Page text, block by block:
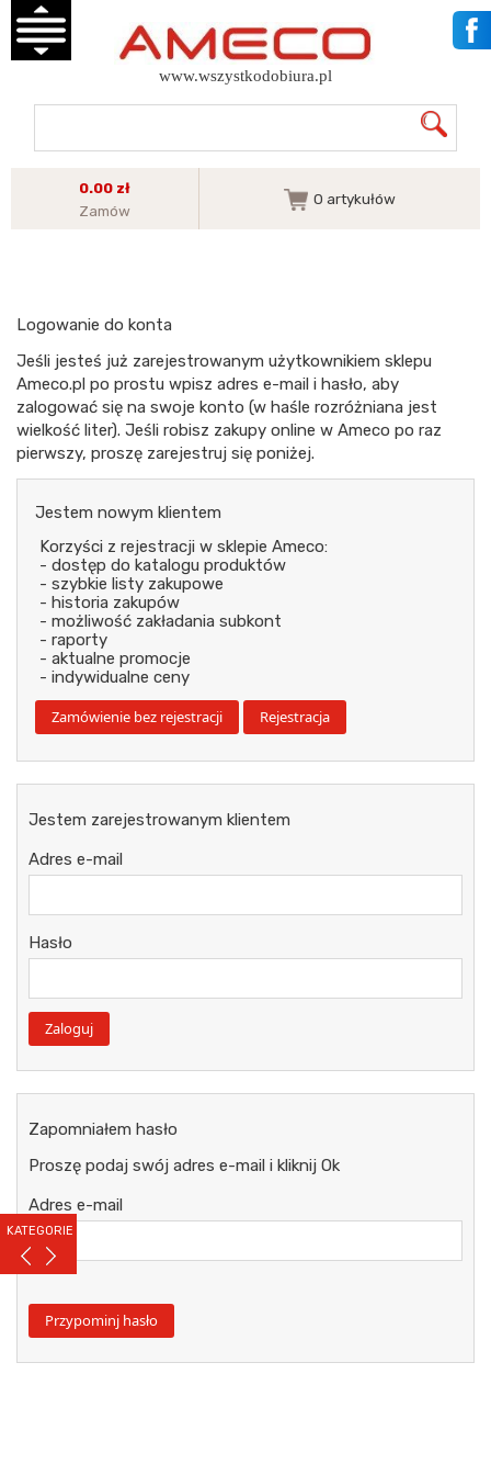
KATEGORIE
www.wszystkodobiura.pl
0.00 zł
Zamów
0 artykułów
Logowanie do konta
Jeśli jesteś już zarejestrowanym użytkownikiem sklepu
Ameco.pl po prostu wpisz adres e-mail i hasło, aby
zalogować się na swoje konto (w haśle rozróżniana jest
wielkość liter). Jeśli robisz zakupy online w Ameco po raz
pierwszy, proszę zarejestruj się poniżej.
Jestem nowym klientem
Korzyści z rejestracji w sklepie Ameco:
- dostęp do katalogu produktów
- szybkie listy zakupowe
- historia zakupów
- możliwość zakładania subkont
- raporty
- aktualne promocje
- indywidualne ceny
Jestem zarejestrowanym klientem
Adres e-mail
Hasło
Zapomniałem hasło
Proszę podaj swój adres e-mail i kliknij Ok
Adres e-mail